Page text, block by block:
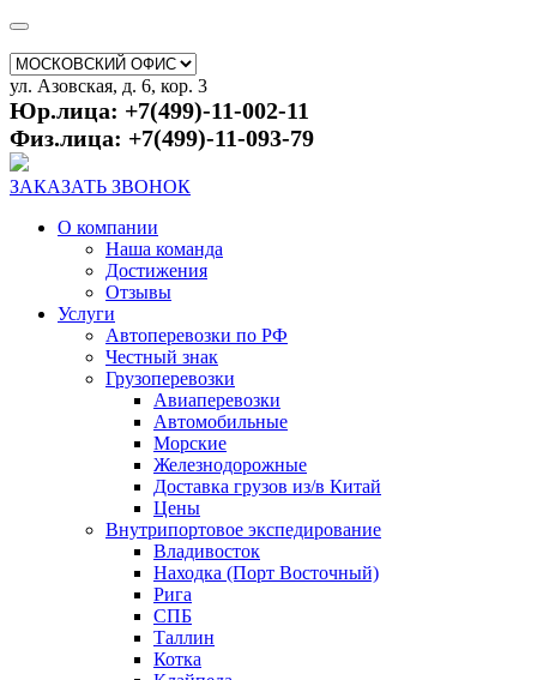
ул. Азовская, д. 6, кор. 3
Юр.лица: +7(499)-11-002-11
Физ.лица: +7(499)-11-093-79
ЗАКАЗАТЬ ЗВОНОК
О компании
Наша команда
Достижения
Отзывы
Услуги
Автоперевозки по РФ
Честный знак
Грузоперевозки
Авиаперевозки
Автомобильные
Морские
Железнодорожные
Доставка грузов из/в Китай
Цены
Внутрипортовое экспедирование
Владивосток
Находка (Порт Восточный)
Рига
СПБ
Таллин
Котка